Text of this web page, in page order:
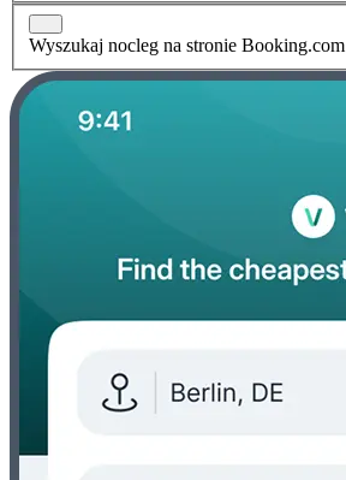
Wyszukaj nocleg na stronie Booking.com